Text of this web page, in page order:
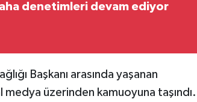
denetimleri devam ediyor
Başkanı arasında yaşanan
üzerinden kamuoyuna taşındı.